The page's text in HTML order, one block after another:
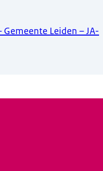
Gemeente Leiden – JA-